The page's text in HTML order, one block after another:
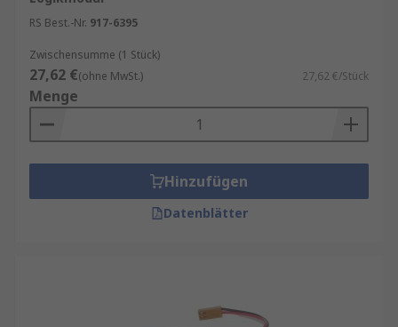
RS Best.-Nr. 917-6395
Zwischensumme (1 Stück)
27,62 €(ohne MwSt.) 27,62 €/Stück
Menge
Hinzufügen
Datenblätter